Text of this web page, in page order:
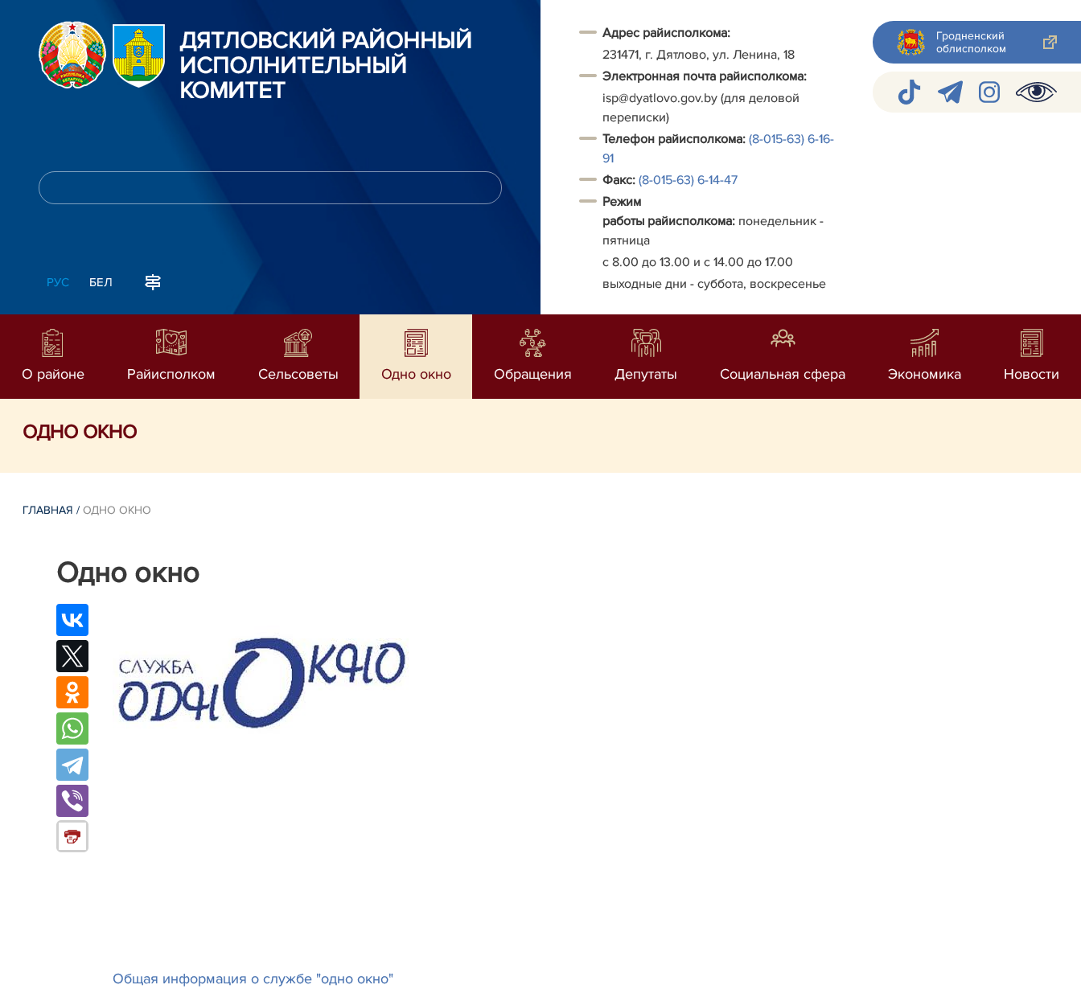
ДЯТЛОВСКИЙ РАЙОННЫЙ
ИСПОЛНИТЕЛЬНЫЙ
КОМИТЕТ
РУС БЕЛ
Адрес райисполкома:
231471, г. Дятлово, ул. Ленина, 18
Электронная почта райисполкома:
isp@dyatlovo.gov.by (для деловой
переписки)
Телефон райисполкома: (8-015-63) 6-16-
91
Факс: (8-015-63) 6-14-47
Режим
работы райисполкома: понедельник -
пятница
с 8.00 до 13.00 и с 14.00 до 17.00
выходные дни - суббота, воскресенье
Гродненский
облисполком
О районе Райисполком Сельсоветы Одно окно Обращения Депутаты Социальная сфера Экономика Новости
ОДНО ОКНО
ГЛАВНАЯ /ОДНО ОКНО
Одно окно
Общая информация о службе "одно окно"